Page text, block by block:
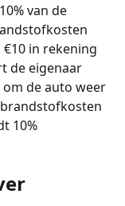
van de
in rekening
de eigenaar
de auto weer
10%